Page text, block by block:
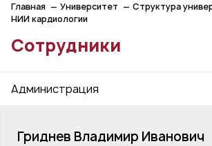
Главная Университет Структура
НИИ кардиологии
Сотрудники
Администрация
Гриднев Владимир Иванович